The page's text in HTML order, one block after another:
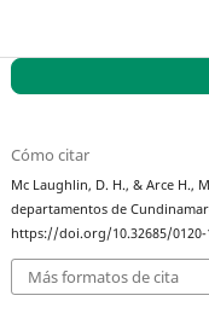
Cómo citar
Mc Laughlin, D. H., & Arce H.,
departamentos de
https://doi.org/10.32685/0120-
Más formatos de cita